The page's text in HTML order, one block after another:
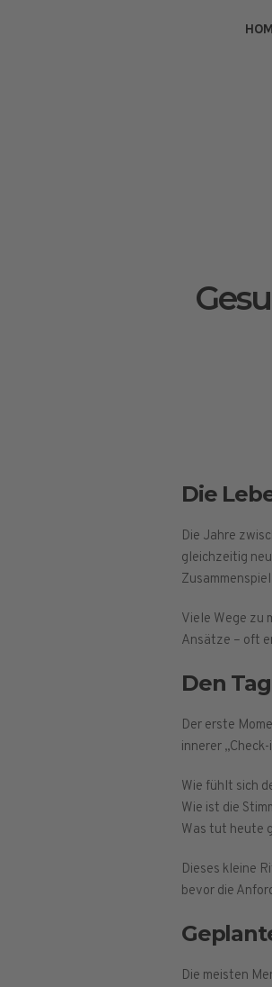
Die
Die Jahre
gleichzeitig
Viele Wege zu
Ansätze – oft
Den
Der erste
innerer
Wie fühlt sich
Wie ist die
Was tut heute
Dieses kleine
bevor die
Die meisten